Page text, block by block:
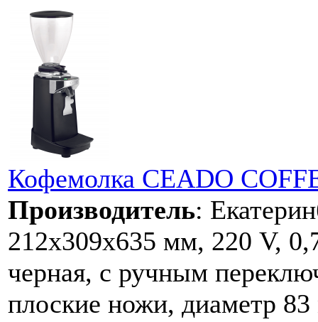
Кофемолка CEADO
Производитель:
212x309х635 мм, 220 V,
черная, с ручным
плоские ножи, диаметр